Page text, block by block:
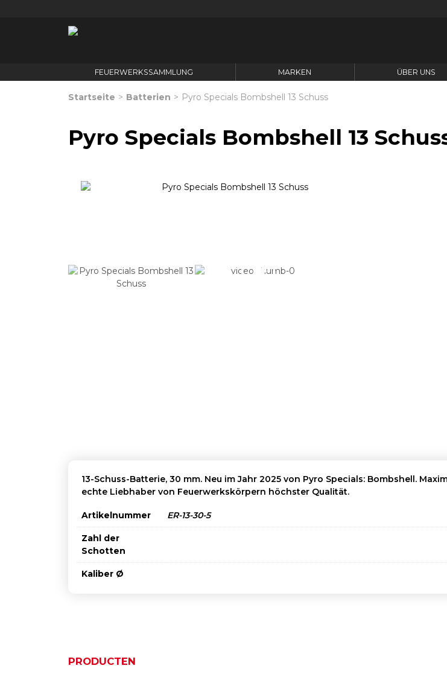
FEUERWERKSSAMMLUNG MARKEN ÜBER UNS
Startseite > Batterien > Pyro Specials Bombshell 13 Schuss
Pyro Specials Bombshell 13
13-Schuss-Batterie, 30 mm. Neu im Jahr 2025 von Pyro Specials: Bombshell.
echte Liebhaber von Feuerwerkskörpern höchster Qualität.
Artikelnummer ER-13-30-5
Zahl der
Schotten
Kaliber Ø
PRODUCTEN